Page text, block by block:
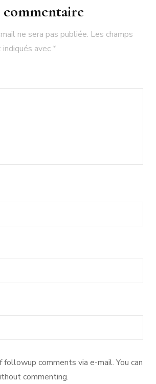
commentaire
ne sera pas publiée. Les champs
avec*
comments via e-mail. You can
commenting.